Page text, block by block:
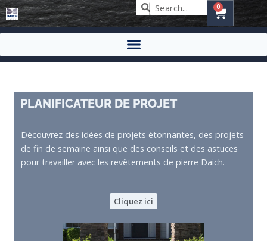
0
PLANIFICATEUR DE PROJET
Découvrez des idées de projets étonnantes, des projets
de fin de semaine ainsi que des conseils et des astuces
pour travailler avec les revêtements de pierre Daich.
Cliquez ici